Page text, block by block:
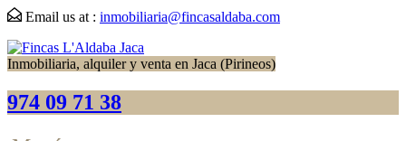
Email us at : inmobiliaria@fincasaldaba.com
Inmobiliaria, alquiler y venta en Jaca (Pirineos)
974 09 71 38